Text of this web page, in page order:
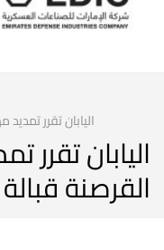
اليابان تقرر
اليابان
القرصنة